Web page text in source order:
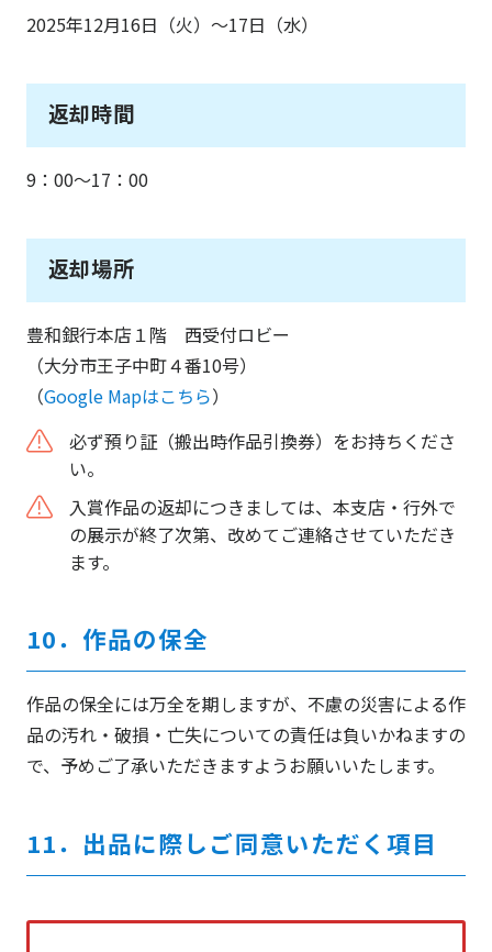
2025年12月16日（火）～17日（水）
返却時間
9：00～17：00
返却場所
豊和銀行本店１階 西受付ロビー
（大分市王子中町４番10号）
（Google Mapはこちら）
必ず預り証（搬出時作品引換券）をお持ちくださ
い。
入賞作品の返却につきましては、本支店・行外で
の展示が終了次第、改めてご連絡させていただき
ます。
10．作品の保全
作品の保全には万全を期しますが、不慮の災害による作
品の汚れ・破損・亡失についての責任は負いかねますの
で、予めご了承いただきますようお願いいたします。
11．出品に際しご同意いただく項目